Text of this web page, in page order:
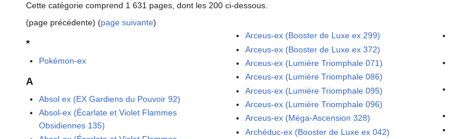
Cette catégorie comprend 1 631 pages, dont les 200 ci-dessous.
(page précédente) (page suivante)
*
Pokémon-ex
A
Absol ex (EX Gardiens du Pouvoir 92)
Absol-ex (Écarlate et Violet Flammes
Obsidiennes 135)
Arceus-ex (Booster de Luxe ex 299)
Arceus-ex (Booster de Luxe ex 372)
Arceus-ex (Lumière Triomphale 071)
Arceus-ex (Lumière Triomphale 086)
Arceus-ex (Lumière Triomphale 095)
Arceus-ex (Lumière Triomphale 096)
Arceus-ex (Méga-Ascension 328)
Archéduc-ex (Booster de Luxe ex 042)